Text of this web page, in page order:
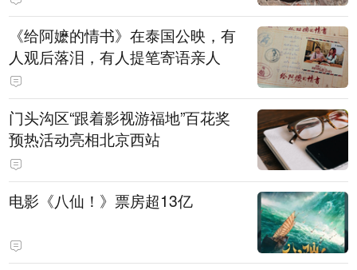
《给阿嬷的情书》在泰国公映，有
人观后落泪，有人提笔寄语亲人
门头沟区“跟着影视游福地”百花奖
预热活动亮相北京西站
电影《八仙！》票房超13亿